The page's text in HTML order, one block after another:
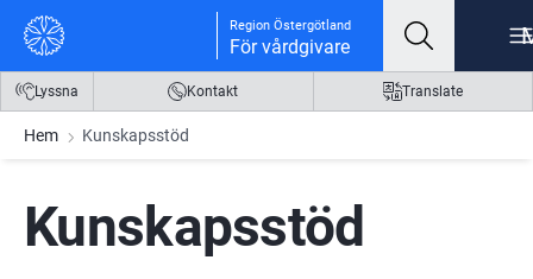
Gå till innehåll
Gå till meny
Gå till sidfot Region Östergötland
För vårdgivare
Lyssna Kontakt Translate
Hem Kunskapsstöd
Kunskapsstöd